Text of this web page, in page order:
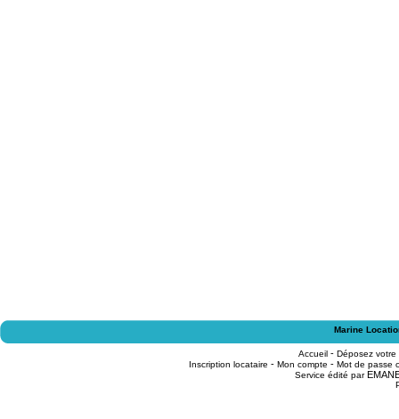
Marine
Accueil - Déposez
Inscription locataire - Mon compte - Mot de passe
Service édité par